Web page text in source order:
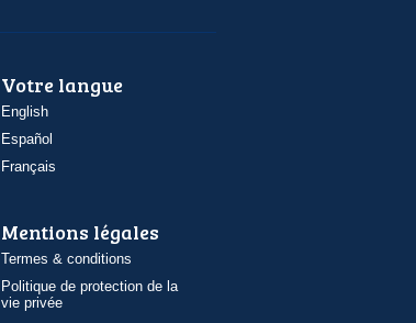
Votre langue
English
Español
Français
Mentions légales
Termes & conditions
Politique de protection de la
vie privée